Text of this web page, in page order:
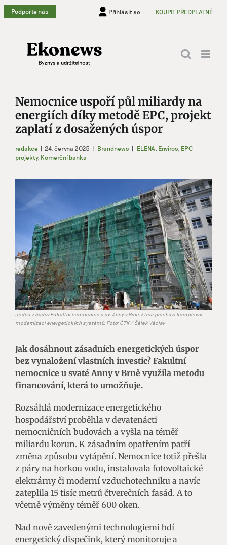
Přeskočit
na
Podpořte nás Přihlásit se KOUPIT PŘEDPLATNÉ
Nemocnice uspoří půl miliardy na
energiích díky metodě EPC, projekt
zaplatí z dosažených úspor
redakce | 24. června 2025 | Brandnews | ELENA, Enviros, EPC
projekty, Komerční banka
obrázek
Jedna z budov Fakultní nemocnice u sv. Anny v Brně, která prochází komplexní
modernizací energetických systémů. Foto: ČTK / Šálek Václav
Jak dosáhnout zásadních energetických úspor
bez vynaložení vlastních investic? Fakultní
nemocnice u svaté Anny v Brně využila metodu
financování, která to umožňuje.
Rozsáhlá modernizace energetického
hospodářství proběhla v devatenácti
nemocničních budovách a vyšla na téměř
miliardu korun. K zásadním opatřením patří
změna způsobu vytápění. Nemocnice totiž přešla
z páry na horkou vodu, instalovala fotovoltaické
elektrárny či moderní vzduchotechniku a navíc
zateplila 15 tisíc metrů čtverečních fasád. A to
včetně výměny téměř 600 oken.
Nad nově zavedenými technologiemi bdí
energetický dispečink, který monitoruje a